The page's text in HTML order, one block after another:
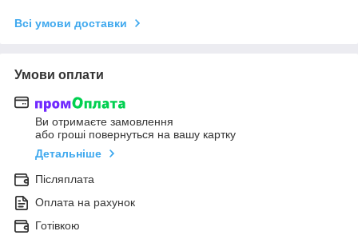
Всі умови доставки
Умови оплати
Ви отримаєте замовлення
або гроші повернуться на вашу картку
Детальніше
Післяплата
Оплата на рахунок
Готівкою